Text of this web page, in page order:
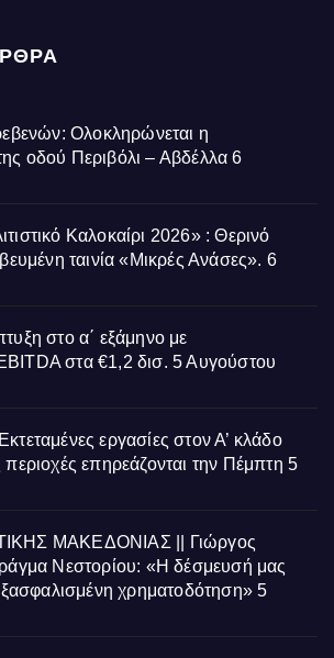
Ολοκληρώνεται η
οδού Περιβόλι – Αβδέλλα 6
Καλοκαίρι 2026» : Θερινό
ταινία «Μικρές Ανάσες». 6
στο α΄ εξάμηνο με
στα €1,2 δισ. 5 Αυγούστου
εργασίες στον Α’ κλάδο
επηρεάζονται την Πέμπτη 5
ΜΑΚΕΔΟΝΙΑΣ || Γιώργος
Νεστορίου: «Η δέσμευσή μας
χρηματοδότηση» 5